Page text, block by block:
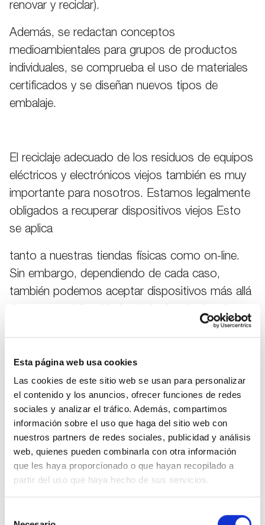
Esta página web usa cookies
Las cookies de este sitio web se usan para personalizar
el contenido y los anuncios, ofrecer funciones de redes
sociales y analizar el tráfico. Además, compartimos
información sobre el uso que haga del sitio web con
nuestros partners de redes sociales, publicidad y análisis
web, quienes pueden combinarla con otra información
que les haya proporcionado o que hayan recopilado a
partir del uso que haya hecho de sus servicios.
renovar y reciclar).
Además, se redactan conceptos
medioambientales para grupos de productos
individuales, se comprueba el uso de materiales
certificados y se diseñan nuevos tipos de
embalaje.
El reciclaje adecuado de los residuos de equipos
eléctricos y electrónicos viejos también es muy
importante para nosotros. Estamos legalmente
obligados a recuperar dispositivos viejos Esto
se aplica
tanto a nuestras tiendas físicas como on-line.
Sin embargo, dependiendo de cada caso,
también podemos aceptar dispositivos más allá
de nuestra obligación legal de devolverlos. Los
dispositivos viejos recogidos se reenvían a
tratamiento y reciclaje.
La eliminación respetuosa con el medio
ambiente también está supervisada por la
"stiftung ear" (fundación para el registro de
equipos eléctricos antiguos), en la que PEAQ
está registrada como empresa del Grupo
Imtron.